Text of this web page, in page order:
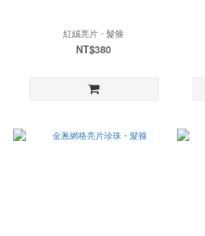
紅絨亮片・髮箍
NT$380